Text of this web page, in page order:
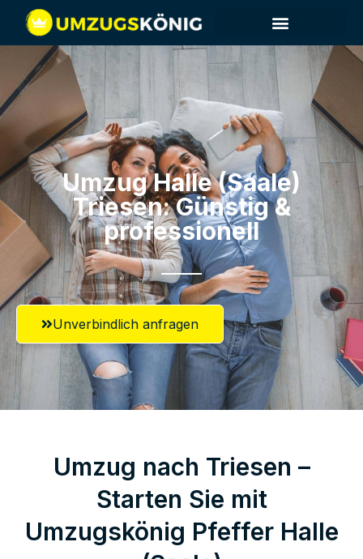
Umzug Halle (Saale)​
Triesen: Günstig &
professionell​
Unverbindlich anfragen
Umzug nach Triesen –
Starten Sie mit
Umzugskönig Pfeffer Halle